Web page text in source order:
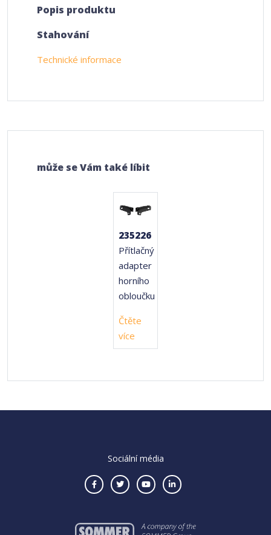
Popis produktu
Stahování
Technické informace
může se Vám také líbit
235226
Přítlačný
adapter
horního
obloučku
Čtěte
více
Sociální média